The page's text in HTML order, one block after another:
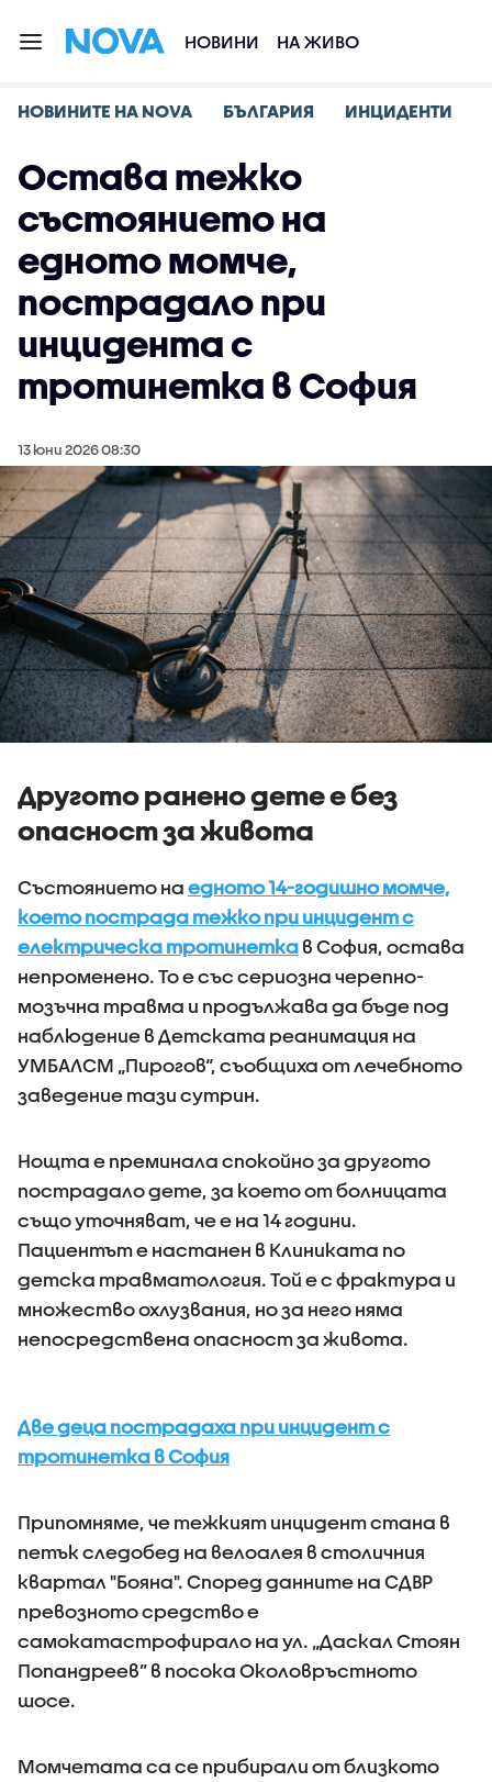
НОВИНИ НА ЖИВО
НОВИНИТЕ НА NOVA БЪЛГАРИЯ ИНЦИДЕНТИ
Остава тежко
състоянието на
едното момче,
пострадало при
инцидента с
тротинетка в София
13 юни 2026 08:30
Другото ранено дете е без
опасност за живота
Състоянието на едното 14-годишно момче,
което пострада тежко при инцидент с
електрическа тротинетка в София, остава
непроменено. То е със сериозна черепно-
мозъчна травма и продължава да бъде под
наблюдение в Детската реанимация на
УМБАЛСМ „Пирогов“, съобщиха от лечебното
заведение тази сутрин.
Нощта е преминала спокойно за другото
пострадало дете, за което от болницата
също уточняват, че е на 14 години.
Пациентът е настанен в Клиниката по
детска травматология. Той е с фрактура и
множество охлузвания, но за него няма
непосредствена опасност за живота.
Две деца пострадаха при инцидент с
тротинетка в София
Припомняме, че тежкият инцидент стана в
петък следобед на велоалея в столичния
квартал "Бояна". Според данните на СДВР
превозното средство е
самокатастрофирало на ул. „Даскал Стоян
Попандреев” в посока Околовръстното
шосе.
Момчетата са се прибирали от близкото